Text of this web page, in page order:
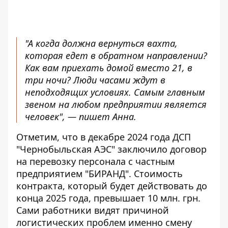
"А когда должна вернуться вахта,
которая едет в обратном направлении?
Как вам приехать домой вместо 21, в
три ночи? Люди часами ждут в
неподходящих условиях. Самым главным
звеном на любом предприятии является
человек", — пишет Анна.
Отметим, что в декабре 2024 года ДСП
"Чернобыльская АЭС" заключило договор
на перевозку персонала с частным
предприятием "БИРАНД". Стоимость
контракта, который будет действовать до
конца 2025 года, превышает 10 млн. грн.
Сами работники видят причиной
логистических проблем именно смену